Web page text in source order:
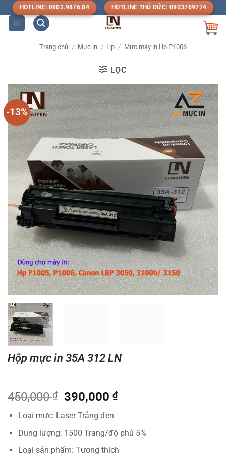
qua
nội
HOTLINE: 0902.9876.84 HOTLINE THỦ ĐỨC: 0903769774
Trang chủ / Mực in / Hp / Mực máy in Hp P1006
LỌC
-13%
Hộp mực in 35A 312 LN
450,000₫
Giá
gốc
là:
450,000 ₫.
390,000₫Giá
là:
390,000 ₫.
Loại mực: Laser Trắng đen
Dung lượng: 1500 Trang/độ phủ 5%
Loại sản phẩm: Tương thích